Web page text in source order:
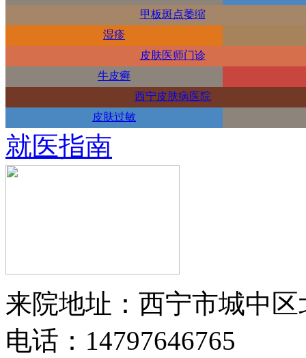
甲板斑点萎缩
湿疹
皮肤医师门诊
牛皮癣
西宁皮肤病医院
皮肤过敏
就医指南
来院地址：西宁市城中区
电话：14797646765